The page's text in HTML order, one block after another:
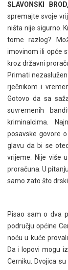
SLAVONSKI
spremajte svoje
ništa nije sigurno.
tome razlog?
imovinom ili opće
kroz državni
Primati
rječnikom i
Gotovo da sa
suvremenih
kriminalcima.
posavske govore
glavu da bi se
vrijeme. Nije više
proračuna. U
samo zato što
Pisao sam o dva
području općine
noću u kuće
Da i lopovi mogu
Cerniku. Dvojica